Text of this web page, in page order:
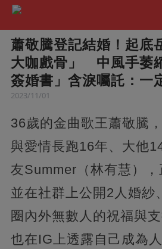
蕭敬騰登記結婚！起底
大咖戲骨」 中風手萎
簽婚書」含淚囑託：一
2023/11/01
36歲的金曲歌王蕭敬騰
與愛情長跑16年、大他
友Summer（林有慧），
並在社群上公開2人婚紗
圈內外無數人的祝福與
也在IG上透露自己成為